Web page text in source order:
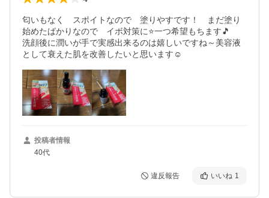
匂いもなく　スポイトなので　塗りやすです！　まだ塗り
始めたばかりなので　イボ対策に⭐一つ希望もちます🎵
洗顔後に潤いが手で実感出来るのは嬉しいですね～美容液
として衰えた肌を改善したいと思います☺️
投稿者情報
40代
違反報告 いいね 1